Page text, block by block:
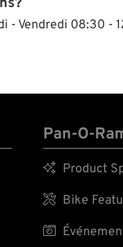
- Vendredi 08:30 -
Pan-O-
 Product
 Bike
